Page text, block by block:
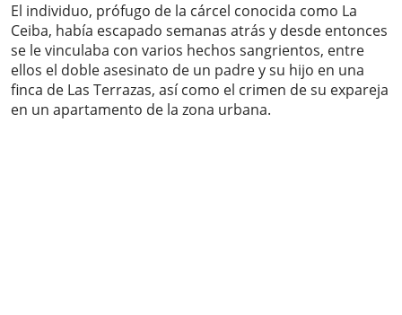
El individuo, prófugo de la cárcel conocida como La
Ceiba, había escapado semanas atrás y desde entonces
se le vinculaba con varios hechos sangrientos, entre
ellos el doble asesinato de un padre y su hijo en una
finca de Las Terrazas, así como el crimen de su expareja
en un apartamento de la zona urbana.